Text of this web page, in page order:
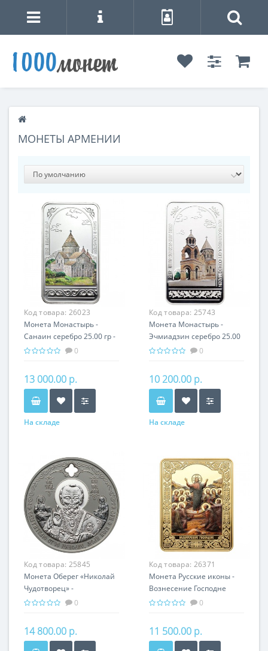
МОНЕТЫ АРМЕНИИ
Код товара: 26023
Монета Монастырь -
Санаин серебро 25.00 гр -
православный подарок
0
13 000.00 р.
На складе
Код товара: 25743
Монета Монастырь -
Эчмиадзин серебро 25.00
гр - православный
0
10 200.00 р.
На складе
Код товара: 25845
Монета Оберег «Николай
Чудотворец» -
православная святыня
0
14 800.00 р.
Код товара: 26371
Монета Русские иконы -
Вознесение Господне
серебро 25.00 гр -
0
11 500.00 р.